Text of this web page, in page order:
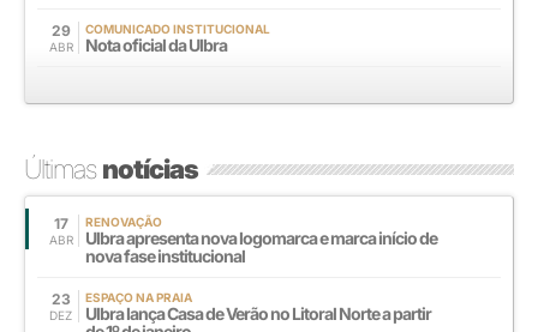
29
ABR
COMUNICADO INSTITUCIONAL
Nota oficial da Ulbra
Últimasnotícias
17
ABR
RENOVAÇÃO
Ulbra apresenta nova logomarca e marca início de
nova fase institucional
23
DEZ
ESPAÇO NA PRAIA
Ulbra lança Casa de Verão no Litoral Norte a partir